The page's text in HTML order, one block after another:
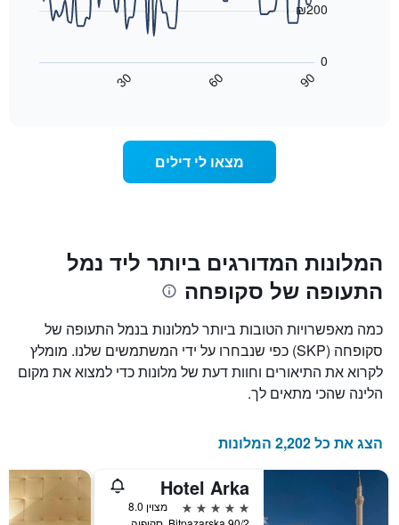
התרשים
X
המציגים
את
הימים
שנותרו
עד
למועד
השהות
כולל
ציר
Y
המציג
90
60
30
0
₪200
מצאו לי דילים
המלונות המדורגים ביותר ליד נמל
התעופה של סקופחה
כמה מאפשרויות הטובות ביותר למלונות בנמל התעופה של
סקופחה (SKP) כפי שנבחרו על ידי המשתמשים שלנו. מומלץ
לקרוא את התיאורים וחוות דעת של מלונות כדי למצוא את מקום
הלינה שהכי מתאים לך.
הצג את כל 2,202 המלונות
Hotel Arka
5 כוכבים
מצוין 8.0